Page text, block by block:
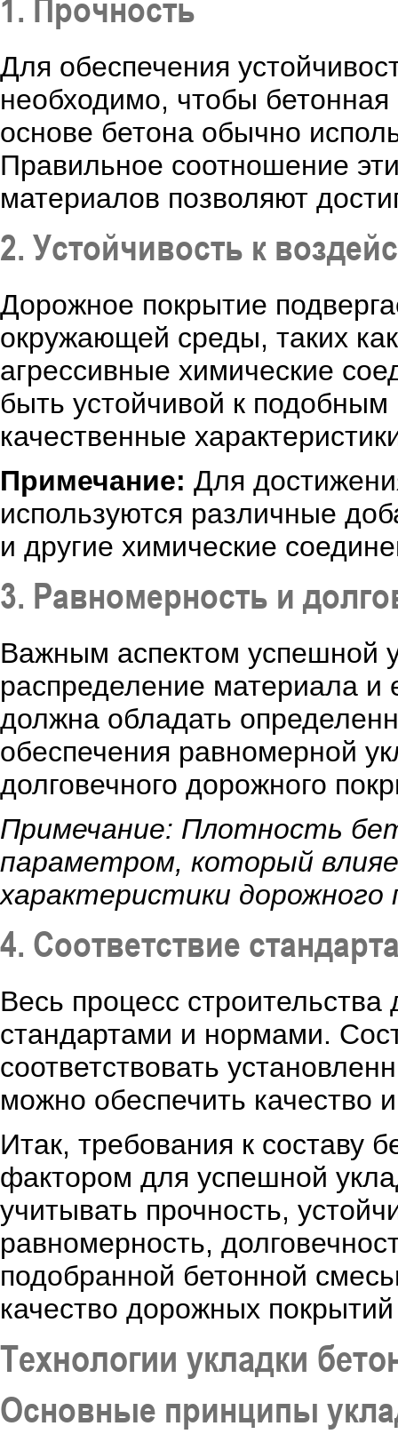
1. Прочность
Для обеспечения
необходимо, чтобы
основе бетона обычно
Правильное соотношение
материалов позволяют
2. Устойчивость к
Дорожное покрытие
окружающей среды, таких
агрессивные химические
быть устойчивой к
качественные
Примечание: Для
используются различные
и другие химические
3. Равномерность и
Важным аспектом успешной
распределение материала и
должна обладать
обеспечения равномерной
долговечного дорожного
Примечание: Плотность
параметром, который
характеристики дорожного
4. Соответствие
Весь процесс строительства
стандартами и нормами.
соответствовать
можно обеспечить качество
Итак, требования к составу
фактором для успешной
учитывать прочность,
равномерность,
подобранной бетонной
качество дорожных
Технологии укладки
Основные принципы